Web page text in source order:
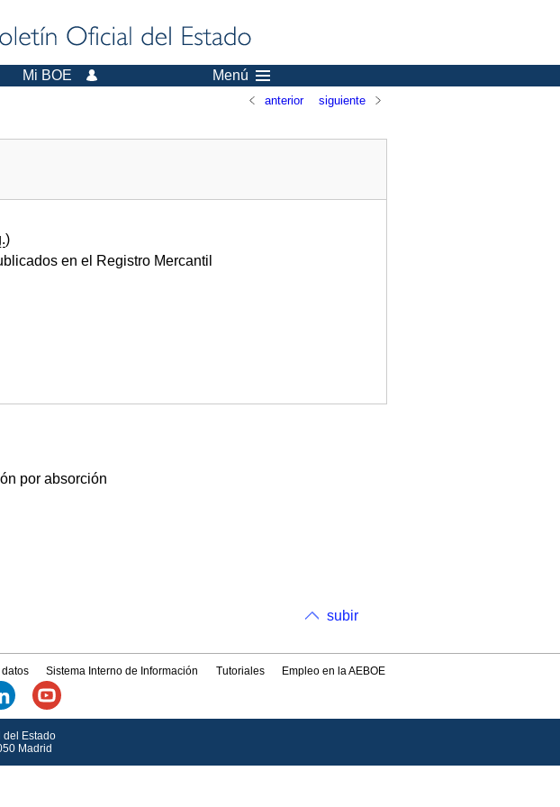
Mi BOE Menú
anterior siguiente
)
en el Registro Mercantil
por absorción
subir
Sistema Interno de Información Tutoriales Empleo en la AEBOE
del Estado
Madrid